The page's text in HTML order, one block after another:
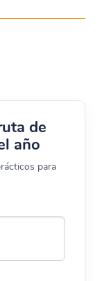
de
año
para